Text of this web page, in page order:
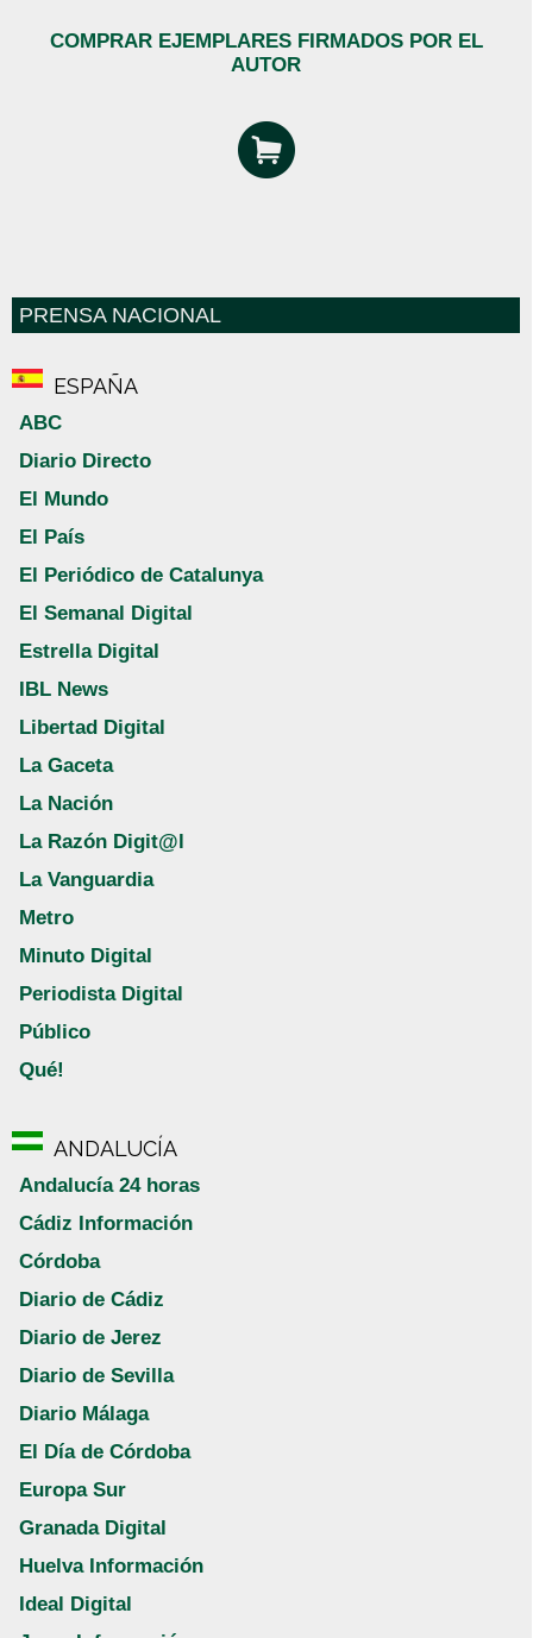
COMPRAR EJEMPLARES FIRMADOS POR EL
AUTOR
PRENSA NACIONAL
ESPAÑA
ABC
Diario Directo
El Mundo
El País
El Periódico de Catalunya
El Semanal Digital
Estrella Digital
IBL News
Libertad Digital
La Gaceta
La Nación
La Razón Digit@l
La Vanguardia
Metro
Minuto Digital
Periodista Digital
Público
Qué!
ANDALUCÍA
Andalucía 24 horas
Cádiz Información
Córdoba
Diario de Cádiz
Diario de Jerez
Diario de Sevilla
Diario Málaga
El Día de Córdoba
Europa Sur
Granada Digital
Huelva Información
Ideal Digital